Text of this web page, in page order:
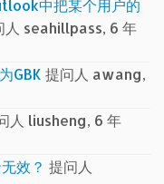
中把某个用户的
人 seahillpass, 6 年
GBK 提问人 awang,
人 liusheng, 6 年
效？ 提问人